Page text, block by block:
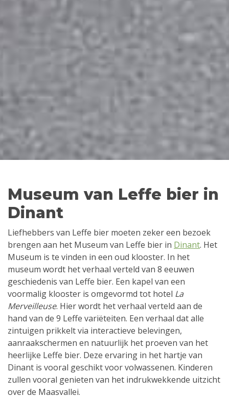
Museum van Leffe bier in
Dinant
Liefhebbers van Leffe bier moeten zeker een bezoek
brengen aan het Museum van Leffe bier in Dinant. Het
Museum is te vinden in een oud klooster. In het
museum wordt het verhaal verteld van 8 eeuwen
geschiedenis van Leffe bier. Een kapel van een
voormalig klooster is omgevormd tot hotel La
Merveilleuse. Hier wordt het verhaal verteld aan de
hand van de 9 Leffe variëteiten. Een verhaal dat alle
zintuigen prikkelt via interactieve belevingen,
aanraakschermen en natuurlijk het proeven van het
heerlijke Leffe bier. Deze ervaring in het hartje van
Dinant is vooral geschikt voor volwassenen. Kinderen
zullen vooral genieten van het indrukwekkende uitzicht
over de Maasvallei.